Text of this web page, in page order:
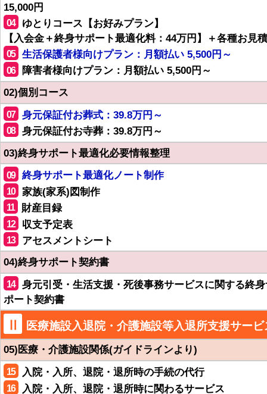
15,000円
04
ゆとりコース【お好みプラン】
【入会金＋終身サポート最適化料：44万円】＋各種お見
05 生活保護者様向けプラン：月額払い 5,500円～
06
障害者様向けプラン：月額払い 5,500円～
02)個別コース
07 身元保証付お葬式：39.8万円～
08
身元保証付お寺葬：39.8万円～
03)終身サポート最適化必要情報整理
09 終身サポート最適化ノート制作
10 家族(家系)図制作
11 財産目録
12 収支予定表
13
アセスメントシート
04)終身サポート契約書
14
身元引受・生活支援・死後事務サービスに関する終
ポート契約書
Ⅱ 医療施設入退院・介護施設等入退所支援サービ
05)医療・介護施設関係(ガイドラインより)
15 入院・入所、退院・退所時の手続の代行
16 入院・入所、退院・退所時に関わるサービス